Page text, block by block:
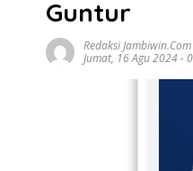
Guntur
Redaksi Jambiwin.com
Jumat, 16 Agu 2024 -